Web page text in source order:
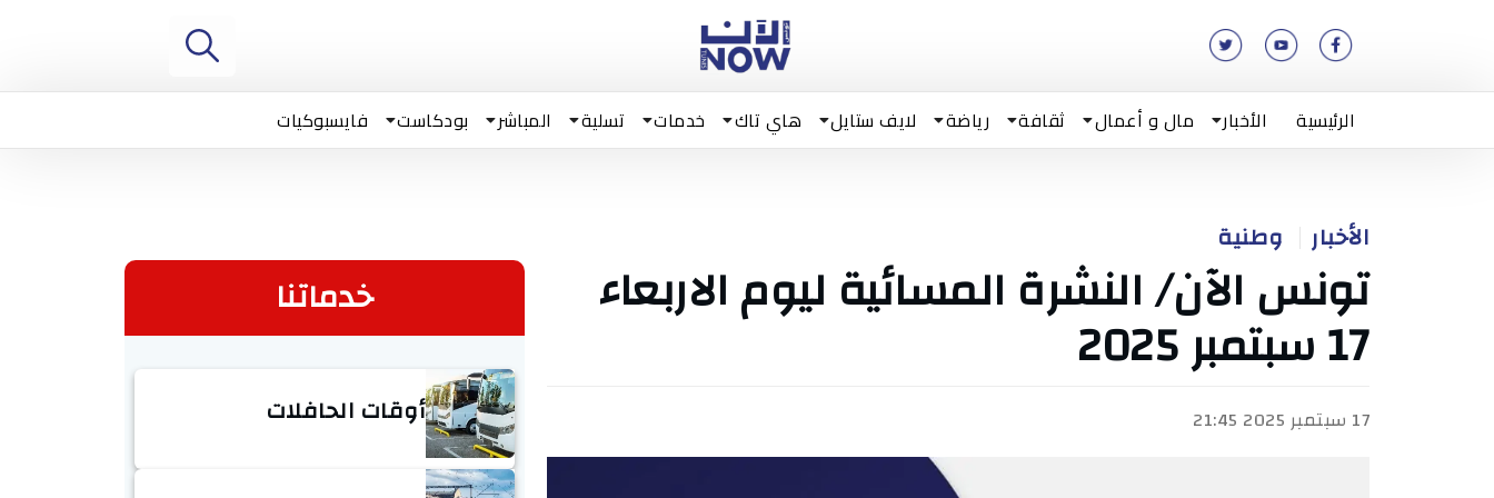
الرئيسية الأخبار مال و أعمال ثقافة رياضة لايف ستايل هاي تاك خدمات تسلية المباشر بودكاست فايسبوكيات
الأخبار وطنية
تونس الآن/ النشرة المسائية ليوم الاربعاء
17 سبتمبر 2025
17 سبتمبر 2025 21:45
خدماتنا
أوقات الحافلات